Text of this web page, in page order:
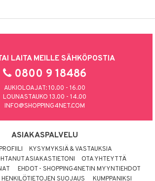
LAITA MEILLE SÄHKÖPOSTIA
0800 9 18486
AUKIOLOAJAT: 10.00 - 16.00
LOUNASTAUKO 13.00 - 14.00
INFO@SHOPPING4NET.COM
ASIAKASPALVELU
KYSYMYKSIÄ & VASTAUKSIA
ASIAKASTIETONI
OTA YHTEYTTÄ
EHDOT - SHOPPING4NETIN MYYNTIEHDOT
HENKILÖTIETOJEN SUOJAUS KUMPPANIKSI